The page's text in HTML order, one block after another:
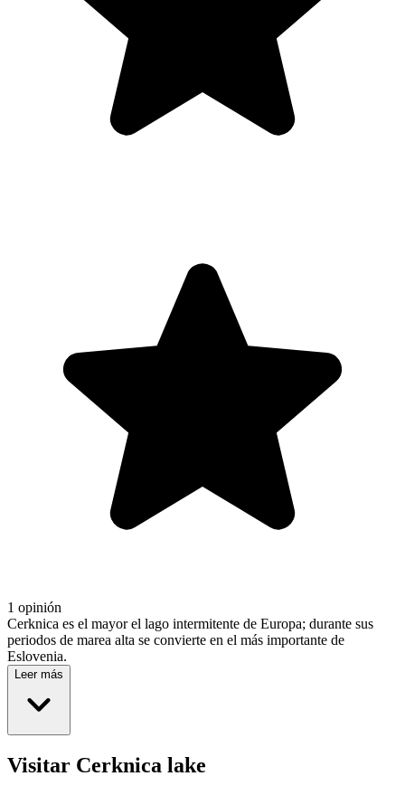
1 opinión
Cerknica es el mayor el lago intermitente de Europa; durante sus
periodos de marea alta se convierte en el más importante de
Eslovenia.
Leer más
Visitar Cerknica lake